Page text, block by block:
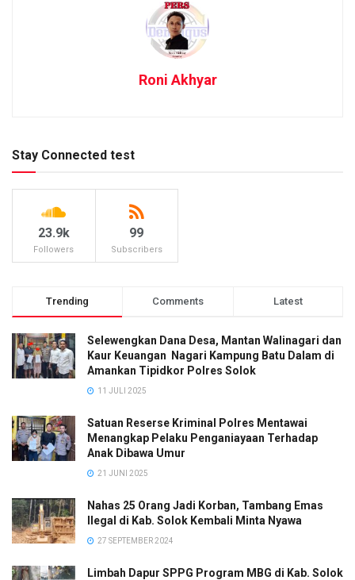
Roni Akhyar
Stay Connected test
23.9k
Followers
99
Subscribers
Trending Comments Latest
Selewengkan Dana Desa, Mantan Walinagari dan
Kaur Keuangan Nagari Kampung Batu Dalam di
Amankan Tipidkor Polres Solok
11 JULI 2025
Satuan Reserse Kriminal Polres Mentawai
Menangkap Pelaku Penganiayaan Terhadap
Anak Dibawa Umur
21 JUNI 2025
Nahas 25 Orang Jadi Korban, Tambang Emas
Ilegal di Kab. Solok Kembali Minta Nyawa
27 SEPTEMBER 2024
Limbah Dapur SPPG Program MBG di Kab. Solok